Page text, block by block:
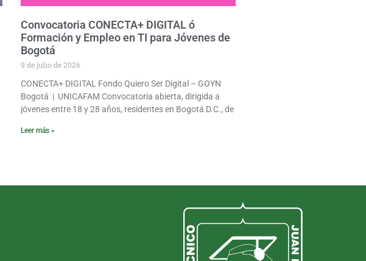
Convocatoria CONECTA+ DIGITAL ó
Formación y Empleo en TI para Jóvenes de
Bogotá
9 de julio de 2026
CONECTA+ DIGITAL Fondo Quiero Ser Digital – GOYN
Bogotá | UNICAFAM Convocatoria abierta, dirigida a
jóvenes entre 18 y 28 años, residentes en Bogotá D.C., de
Leer más »